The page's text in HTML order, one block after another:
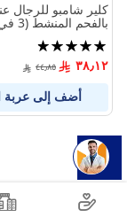
كلير شامبو للرجال
بالفحم المنشط (3 في 1) 900 مل
تقييم:
96%
٣٨٫١٢ ٤٤٫٨٥
أضف إلى عربة